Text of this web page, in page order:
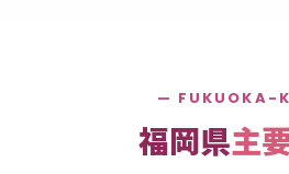
— FUKUOKA-
福岡県主